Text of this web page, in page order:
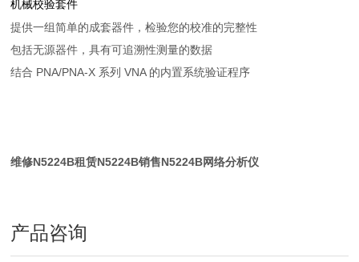
机械校验套件
提供一组简单的成套器件，检验您的校准的完整性
包括无源器件，具有可追溯性测量的数据
结合 PNA/PNA-X 系列 VNA 的内置系统验证程序
维修N5224B租赁N5224B销售N5224B网络分析仪
产品咨询